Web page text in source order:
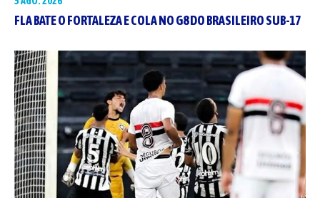
FLA BATE O FORTALEZA E COLA NO G8 DO BRASILEIRO SUB-17